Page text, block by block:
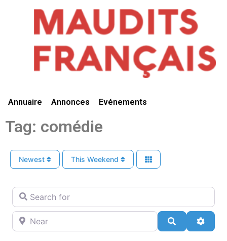
Annuaire Annonces Evénements
Tag: comédie
Newest This Weekend
Search for
Near
Search